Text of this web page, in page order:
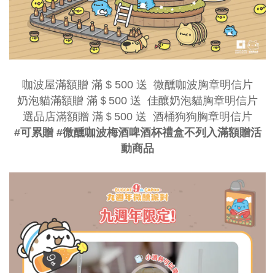
咖波屋滿額贈 滿 $ 500 送  微醺咖波胸章明信片
奶泡貓滿額贈 滿＄500 送  佳釀奶泡貓胸章明信片
選品店滿額贈 滿＄500 送  酒桶狗狗胸章明信片
#可累贈 #微醺咖波梅酒啤酒杯禮盒不列入滿額贈活
動商品